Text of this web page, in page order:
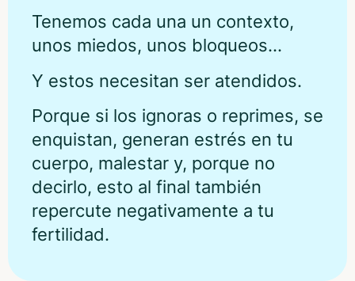
Tenemos cada una un contexto,
unos miedos, unos bloqueos…
Y estos necesitan ser atendidos.
Porque si los ignoras o reprimes, se
enquistan, generan estrés en tu
cuerpo, malestar y, porque no
decirlo, esto al final también
repercute negativamente a tu
fertilidad.